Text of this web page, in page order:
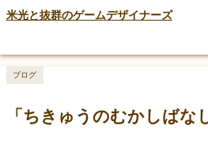
米光と抜群のゲームデザイナーズ
「ちきゅうのむかしばな
ブログ